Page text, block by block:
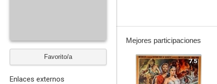
Favorito/a
Enlaces externos
Mejores participaciones
7.5